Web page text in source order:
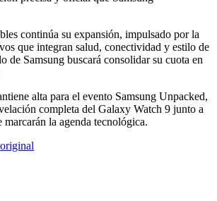
continúa su expansión, impulsado por la
que integran salud, conectividad y estilo de
de Samsung buscará consolidar su cuota en
alta para el evento Samsung Unpacked,
completa del Galaxy Watch 9 junto a
la agenda tecnológica.